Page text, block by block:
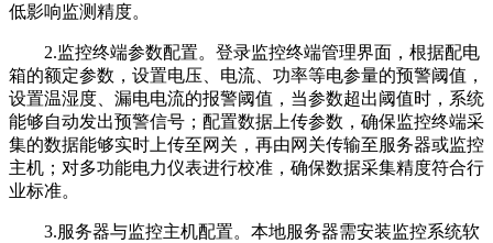
低影响监测精度。
2.监控终端参数配置。登录监控终端管理界面，根据配电
箱的额定参数，设置电压、电流、功率等电参量的预警阈值，
设置温湿度、漏电电流的报警阈值，当参数超出阈值时，系统
能够自动发出预警信号；配置数据上传参数，确保监控终端采
集的数据能够实时上传至网关，再由网关传输至服务器或监控
主机；对多功能电力仪表进行校准，确保数据采集精度符合行
业标准。
3.服务器与监控主机配置。本地服务器需安装监控系统软